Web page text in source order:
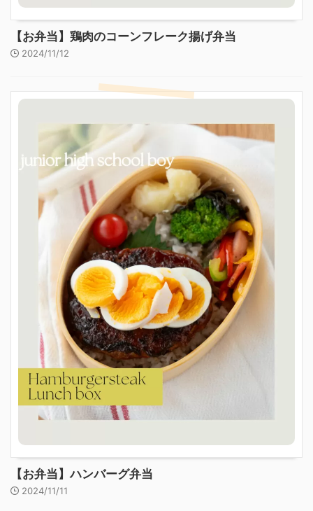
【お弁当】鶏肉のコーンフレーク揚げ弁当
2024/11/12
【お弁当】ハンバーグ弁当
2024/11/11